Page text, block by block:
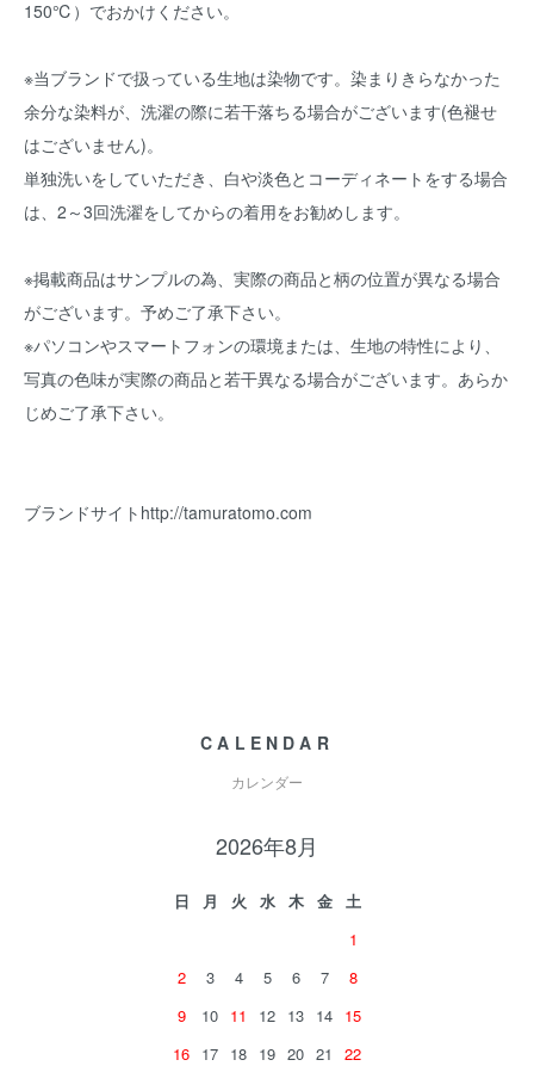
150℃）でおかけください。
※当ブランドで扱っている生地は染物です。染まりきらなかった
余分な染料が、洗濯の際に若干落ちる場合がございます(色褪せ
はございません)。
単独洗いをしていただき、白や淡色とコーディネートをする場合
は、2～3回洗濯をしてからの着用をお勧めします。
※掲載商品はサンプルの為、実際の商品と柄の位置が異なる場合
がございます。予めご了承下さい。
※パソコンやスマートフォンの環境または、生地の特性により、
写真の色味が実際の商品と若干異なる場合がございます。あらか
じめご了承下さい。
ブランドサイト http://tamuratomo.com
CALENDAR
カレンダー
2026年8月
日 月 火 水 木 金
土
1
2
3 4 5 6 7
8
9
10 11 12 13 14 15
16 17 18 19 20 21
22